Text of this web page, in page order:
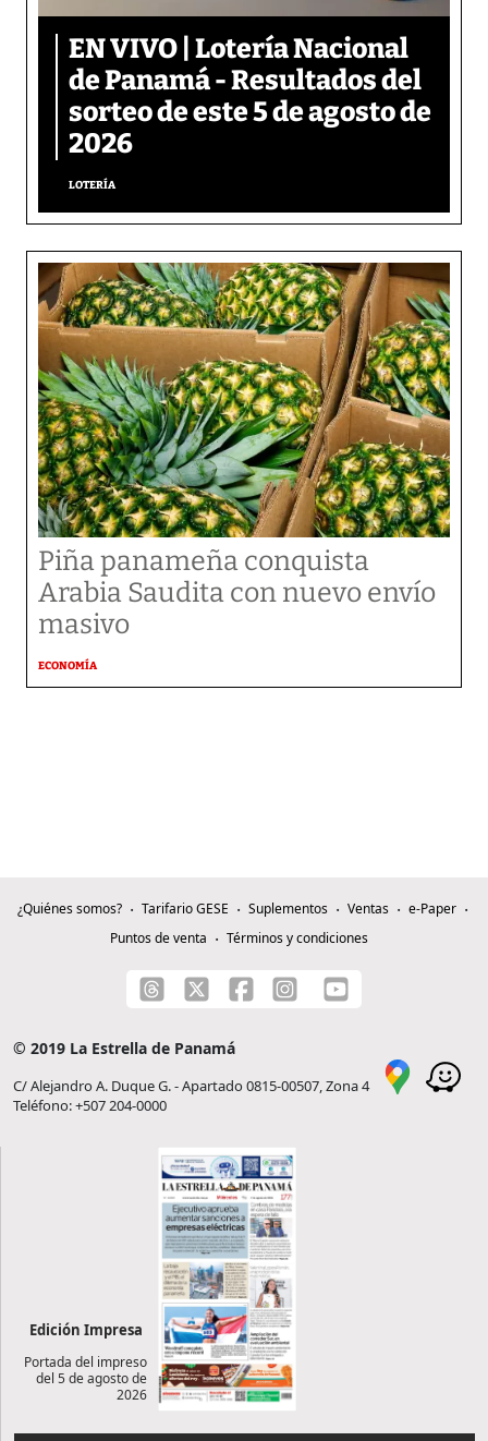
EN VIVO | Lotería Nacional
de Panamá - Resultados del
sorteo de este 5 de agosto de
2026
LOTERÍA
Piña panameña conquista
Arabia Saudita con nuevo envío
masivo
ECONOMÍA
¿Quiénes somos? Tarifario GESE Suplementos Ventas
e-Paper
Puntos de venta
Términos y condiciones
© 2019 La Estrella de Panamá
C/ Alejandro A. Duque G. - Apartado 0815-00507, Zona 4
Teléfono: +507 204-0000
Edición Impresa
Portada del impreso
del 5 de agosto de
2026